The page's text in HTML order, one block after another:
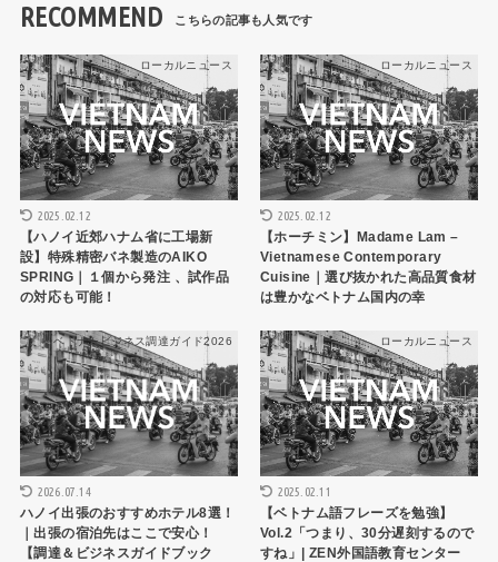
RECOMMEND
ローカルニュース
2025.02.12
【ハノイ近郊ハナム省に工場新
設】特殊精密バネ製造のAIKO
SPRING｜１個から発注 、試作品
の対応も可能！
ローカルニュース
2025.02.12
【ホーチミン】Madame Lam –
Vietnamese Contemporary
Cuisine｜選び抜かれた高品質食材
は豊かなベトナム国内の幸
ベトナムビジネス調達ガイド2026
2026.07.14
ハノイ出張のおすすめホテル8選！
｜出張の宿泊先はここで安心！
【調達＆ビジネスガイドブック
ローカルニュース
2025.02.11
【ベトナム語フレーズを勉強】
Vol.2「つまり、30分遅刻するので
すね」| ZEN外国語教育センター